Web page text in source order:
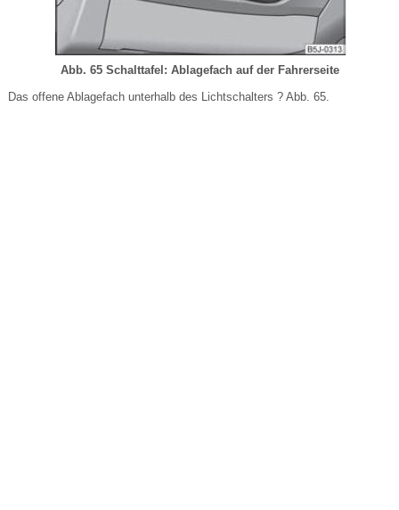
Abb. 65 Schalttafel: Ablagefach auf der Fahrerseite
Das offene Ablagefach unterhalb des Lichtschalters ? Abb. 65.